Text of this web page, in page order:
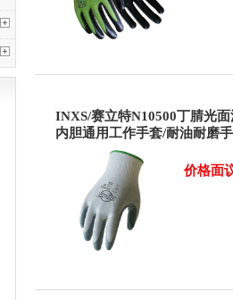
INXS/赛立特N10500丁腈光
内胆通用工作手套/耐油耐磨
价格面